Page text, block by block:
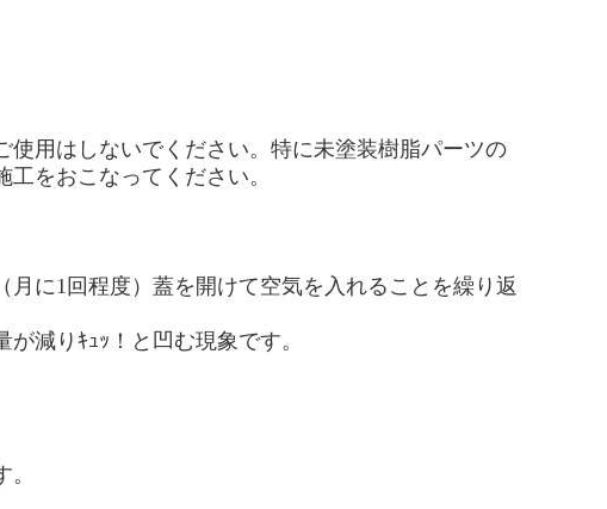
用はしないでください。特に未塗装樹脂パーツの
をおこなってください。
に1回程度）蓋を開けて空気を入れることを繰り返
減りｷｭｯ！と凹む現象です。